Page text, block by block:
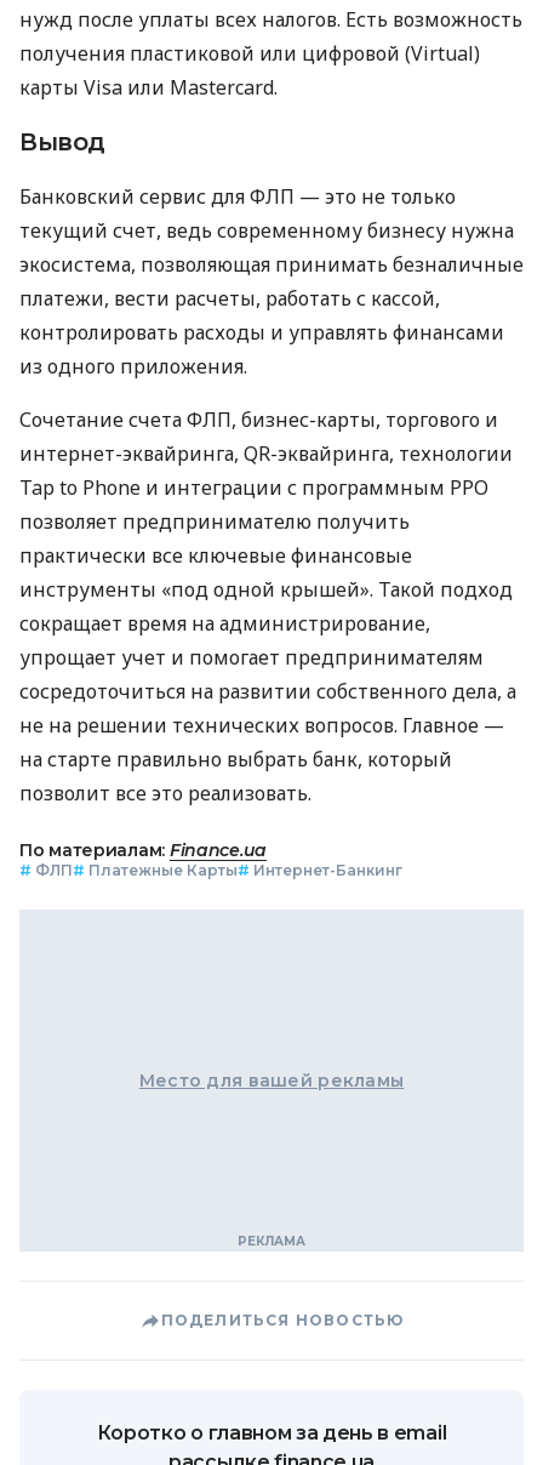
нужд после уплаты всех налогов. Есть возможность
получения пластиковой или цифровой (Virtual)
карты Visa или Mastercard.
Вывод
Банковский сервис для ФЛП — это не только
текущий счет, ведь современному бизнесу нужна
экосистема, позволяющая принимать безналичные
платежи, вести расчеты, работать с кассой,
контролировать расходы и управлять финансами
из одного приложения.
Сочетание счета ФЛП, бизнес-карты, торгового и
интернет-эквайринга, QR-эквайринга, технологии
Tap to Phone и интеграции с программным РРО
позволяет предпринимателю получить
практически все ключевые финансовые
инструменты «под одной крышей». Такой подход
сокращает время на администрирование,
упрощает учет и помогает предпринимателям
сосредоточиться на развитии собственного дела, а
не на решении технических вопросов. Главное —
на старте правильно выбрать банк, который
позволит все это реализовать.
По материалам: Finance.ua
# ФЛП# Платежные Карты# Интернет-Банкинг
Место для вашей рекламы
ПОДЕЛИТЬСЯ НОВОСТЬЮ
Коротко о главном за день в email